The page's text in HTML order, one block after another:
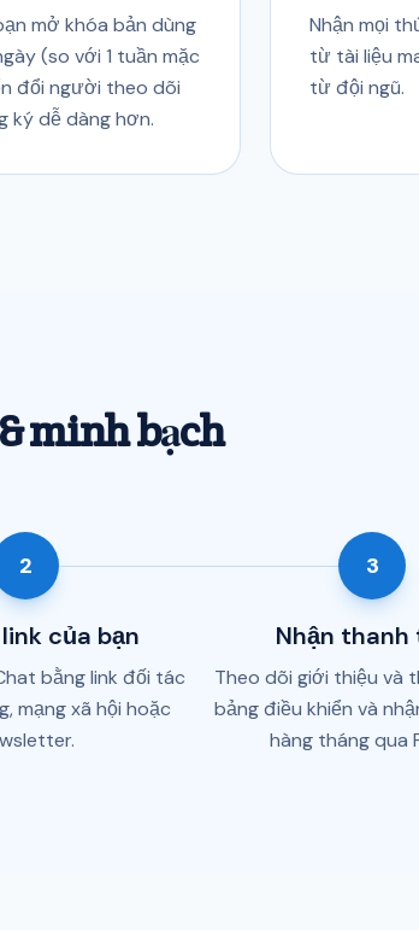
mở khóa bản dùng
(so với 1 tuần mặc
đổi người theo dõi
ký dễ dàng hơn.
Nhận mọi
từ tài liệu
từ đội ngũ.
minh bạch
2
của bạn
bằng link đối tác
mạng xã hội hoặc
3
Nhận thanh
Theo dõi giới thiệu và
bảng điều khiển và
hàng tháng qua